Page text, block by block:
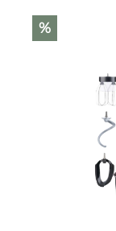
%